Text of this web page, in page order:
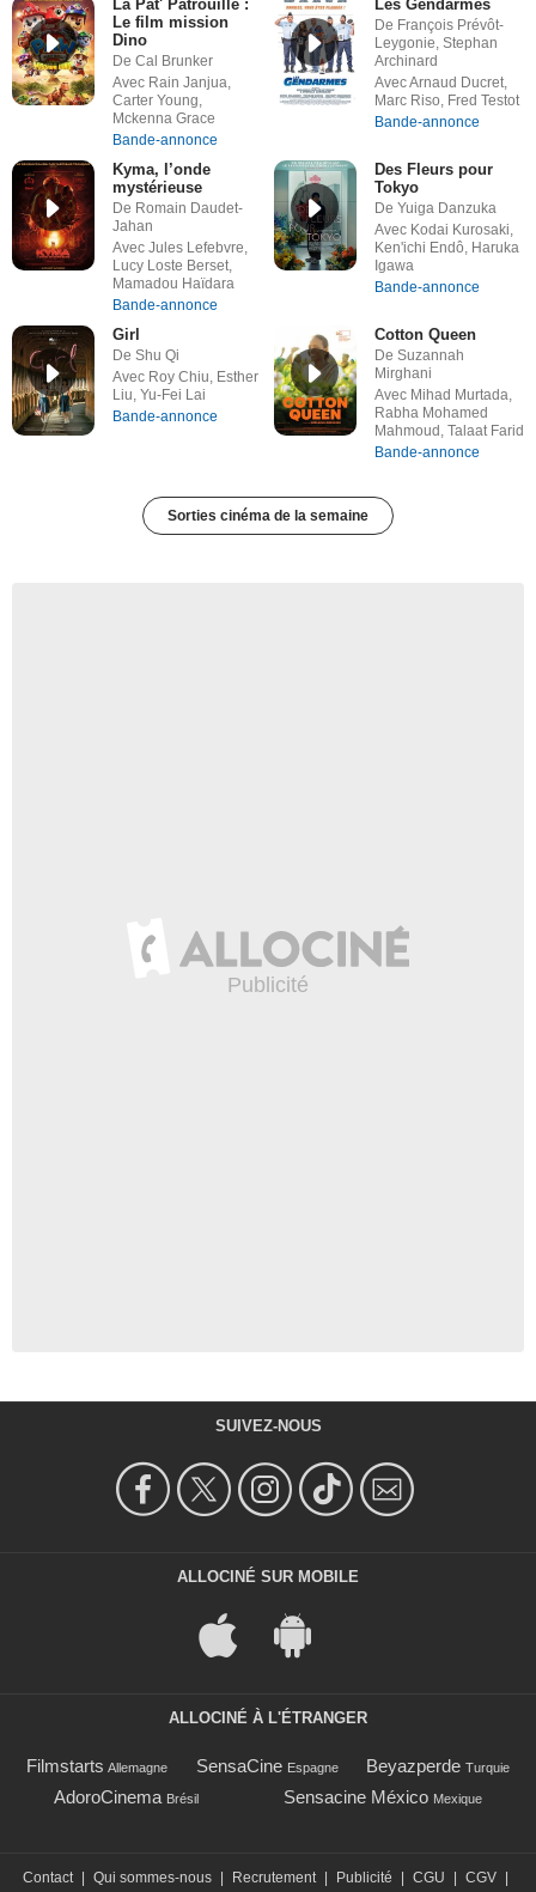
La Pat' Patrouille :
Le film mission
Dino
De Cal Brunker
Avec Rain Janjua,
Carter Young,
Mckenna Grace
Bande-annonce
Les Gendarmes
De François Prévôt-
Leygonie, Stephan
Archinard
Avec Arnaud Ducret,
Marc Riso, Fred Testot
Bande-annonce
Kyma, l’onde
mystérieuse
De Romain Daudet-
Jahan
Avec Jules Lefebvre,
Lucy Loste Berset,
Mamadou Haïdara
Bande-annonce
Des Fleurs pour
Tokyo
De Yuiga Danzuka
Avec Kodai Kurosaki,
Ken'ichi Endô, Haruka
Igawa
Bande-annonce
Girl
De Shu Qi
Avec Roy Chiu, Esther
Liu, Yu-Fei Lai
Bande-annonce
Cotton Queen
De Suzannah
Mirghani
Avec Mihad Murtada,
Rabha Mohamed
Mahmoud, Talaat Farid
Bande-annonce
Sorties cinéma de la semaine
SUIVEZ-NOUS
ALLOCINÉ SUR MOBILE
ALLOCINÉ À L'ÉTRANGER
Filmstarts Allemagne SensaCine Espagne Beyazperde Turquie
AdoroCinema Brésil Sensacine México Mexique
Contact Qui sommes-nous Recrutement Publicité CGU CGV